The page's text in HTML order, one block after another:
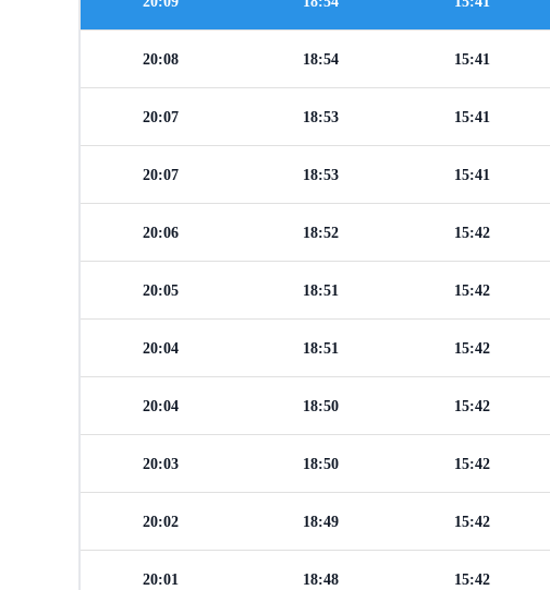
15:41
18:54
20:08
15:41
18:53
20:07
15:41
18:53
20:07
15:42
18:52
20:06
15:42
18:51
20:05
15:42
18:51
20:04
15:42
18:50
20:04
15:42
18:50
20:03
15:42
18:49
20:02
15:42
18:48
20:01